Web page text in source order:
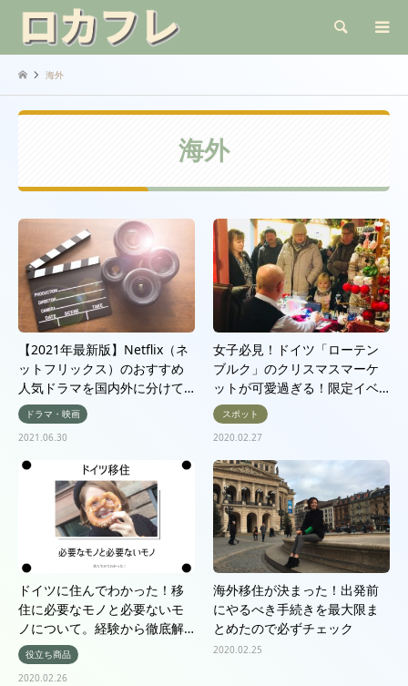
検索
海外
海外
【2021年最新版】Netflix（ネ
ットフリックス）のおすすめ
人気ドラマを国内外に分けて…
ドラマ・映画
2021.06.30
女子必見！ドイツ「ローテン
ブルク」のクリスマスマーケ
ットが可愛過ぎる！限定イベ…
スポット
2020.02.27
ドイツに住んでわかった！移
住に必要なモノと必要ないモ
ノについて。経験から徹底解…
役立ち商品
2020.02.26
海外移住が決まった！出発前
にやるべき手続きを最大限ま
とめたので必ずチェック
2020.02.25